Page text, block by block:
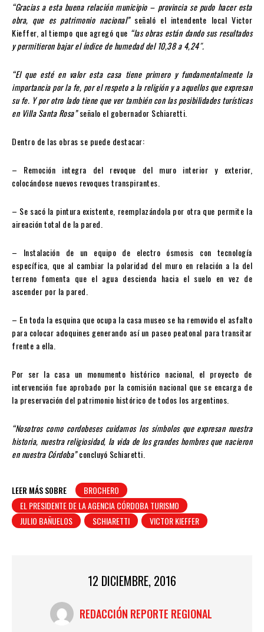
“Gracias a esta buena relación municipio – provincia se pudo hacer esta
obra, que es patrimonio nacional”señaló el intendente local Victor
Kieffer, al tiempo que agregó que “las obras están dando sus resultados
y permitieron bajar el índice de humedad del 10,38 a 4,24″.
“El que esté en valor esta casa tiene primero y fundamentalmente la
importancia por la fe, por el respeto a la religión y a aquellos que expresan
su fe. Y por otro lado tiene que ver también con las posibilidades turísticas
en Villa Santa Rosa”señalo el gobernador Schiaretti.
Dentro de las obras se puede destacar:
– Remoción integra del revoque del muro interior y exterior,
colocándose nuevos revoques transpirantes.
– Se sacó la pintura existente, reemplazándola por otra que permite la
aireación total de la pared.
– Instalación de un equipo de electro ósmosis con tecnología
específica, que al cambiar la polaridad del muro en relación a la del
terreno fomenta que el agua descienda hacia el suelo en vez de
ascender por la pared.
– En toda la esquina que ocupa la casa museo se ha removido el asfalto
para colocar adoquines generando así un paseo peatonal para transitar
frente a ella.
Por ser la casa un monumento histórico nacional, el proyecto de
intervención fue aprobado por la comisión nacional que se encarga de
la preservación del patrimonio histórico de todos los argentinos.
“Nosotros como cordobeses cuidamos los símbolos que expresan nuestra
historia, nuestra religiosidad, la vida de los grandes hombres que nacieron
en nuestra Córdoba”concluyó Schiaretti.
LEER MÁS SOBRE
BROCHERO
EL PRESIDENTE DE LA AGENCIA CÓRDOBA TURISMO
JULIO BAÑUELOS
SCHIARETTI VICTOR KIEFFER
12 DICIEMBRE, 2016
REDACCIÓN REPORTE REGIONAL